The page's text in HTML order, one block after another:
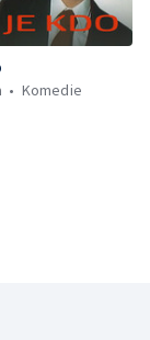
Komedie